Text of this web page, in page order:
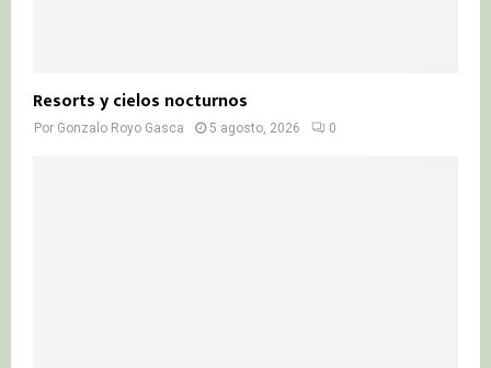
Resorts y cielos nocturnos
Por Gonzalo Royo Gasca 5 agosto, 2026 0